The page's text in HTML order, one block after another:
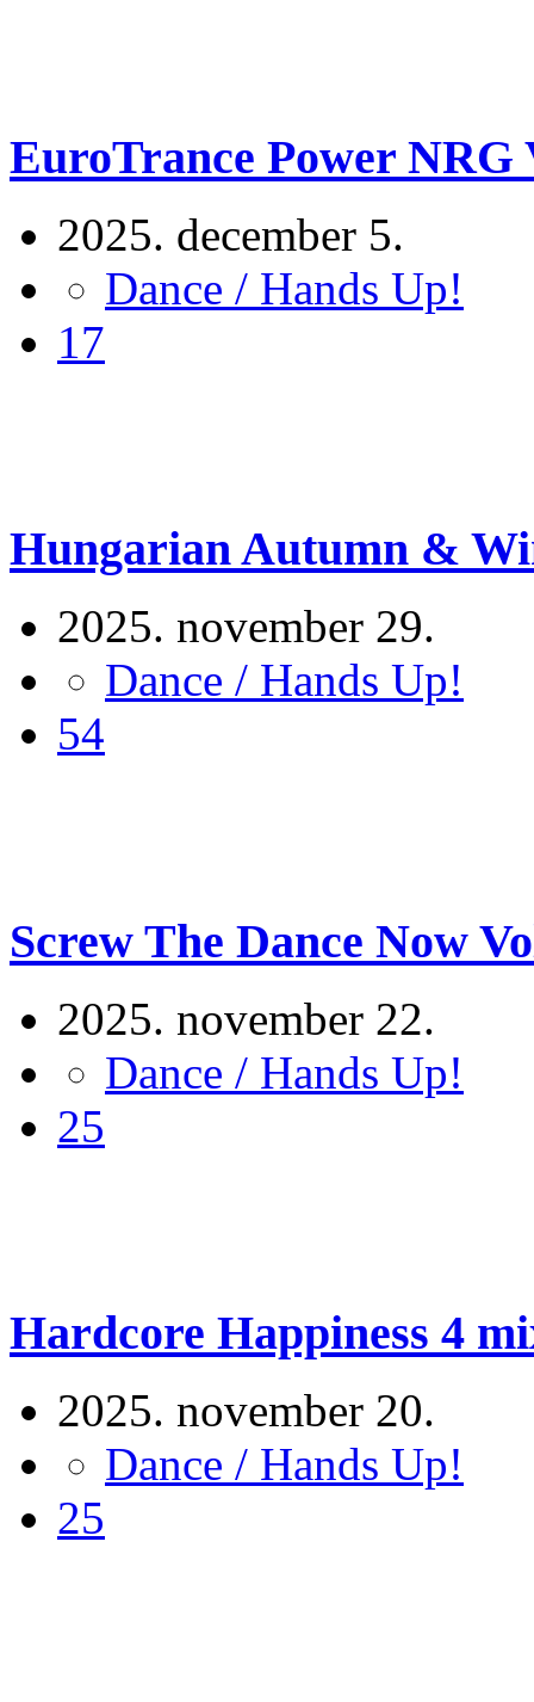
EuroTrance Power NRG
2025. december 5.
Dance / Hands Up!
17
Hungarian Autumn &
2025. november 29.
Dance / Hands Up!
54
Screw The Dance Now
2025. november 22.
Dance / Hands Up!
25
Hardcore Happiness 4
2025. november 20.
Dance / Hands Up!
25